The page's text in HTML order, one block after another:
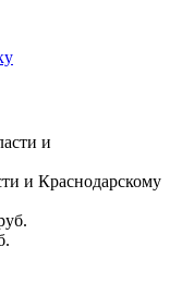
и Краснодарскому